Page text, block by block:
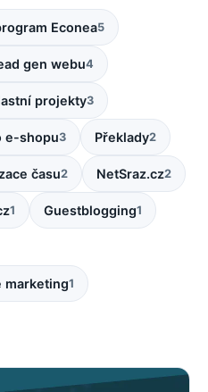
Econea5
gen webu4
projekty3
e-shopu3 Překlady2
času2 NetSraz.cz2
1 Guestblogging1
marketing1